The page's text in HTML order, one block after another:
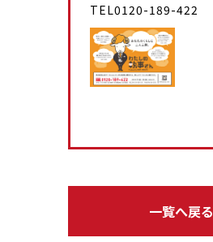
TEL0120-189-422
一覧へ戻る